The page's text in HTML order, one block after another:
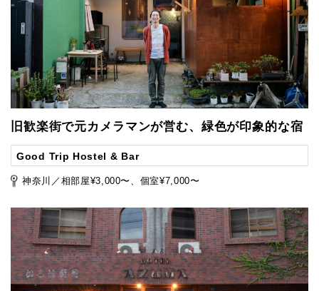
旧歓楽街で元カメラマンが営む、緑色が印象的な宿
Good Trip Hostel & Bar
神奈川／相部屋¥3,000〜、個室¥7,000〜